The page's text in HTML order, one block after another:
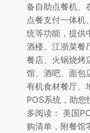
备自助点餐机、
点餐支付一体机
统等功能，提供
酒楼、江浙菜餐
餐店、火锅烧烤
馆、酒吧、面包
有机食材餐厅、
POS系统，助您
多阅读： 美国
购清单，附餐馆